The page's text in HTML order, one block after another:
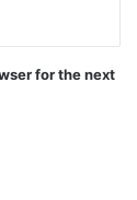
for the next